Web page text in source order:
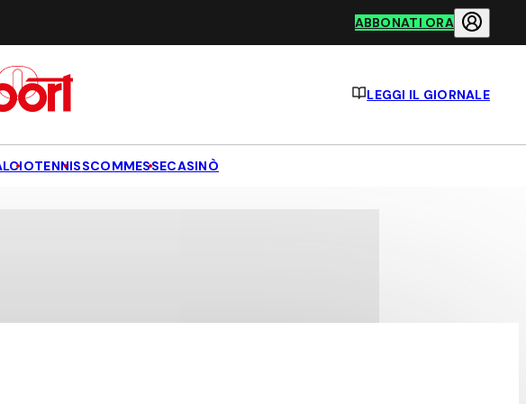
ABBONATI ORA
LEGGI IL GIORNALE
TENNISSCOMMESSECASINÒ